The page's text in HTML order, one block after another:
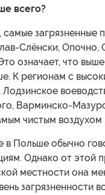
всего?
загрязненные
Слёнски, Опочно,
означает, что выше
К регионам с
Варминско-
чистым
в Польше обычно
Однако от этой
местности она
загрязненности